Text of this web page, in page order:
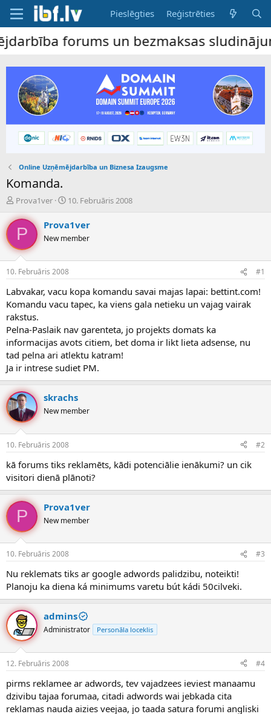
Pieslēgties Reģistrēties
forums un bezmaksas sludinājumu
Online Uzņēmējdarbība un Biznesa Izaugsme
Komanda.
P
v
d
i
n
a
u
z
s
ā
c
ē
j
s
Prova1ver
S
k
m
a
u
m
10. Februāris 2008
P Prova1ver
New member
10. Februāris 2008 #1
Labvakar, vacu kopa komandu savai majas lapai: bettint.com!
Komandu vacu tapec, ka viens gala netieku un vajag vairak
rakstus.
Pelna-Paslaik nav garenteta, jo projekts domats ka
informacijas avots citiem, bet doma ir likt lieta adsense, nu
tad pelna ari atlektu katram!
Ja ir intrese sudiet PM.
skrachs
New member
10. Februāris 2008 #2
kā forums tiks reklamēts, kādi potenciālie ienākumi? un cik
visitori dienā plānoti?
P Prova1ver
New member
10. Februāris 2008 #3
Nu reklemats tiks ar google adwords palidzibu, noteikti!
Planoju ka diena ká minimums varetu bút kádi 50cilveki.
admins
Administrator Personāla loceklis
12. Februāris 2008 #4
pirms reklamee ar adwords, tev vajadzees ieviest manaamu
dzivibu tajaa forumaa, citadi adwords wai jebkada cita
reklamas nauda aizies veejaa, jo taada satura forumi angliski